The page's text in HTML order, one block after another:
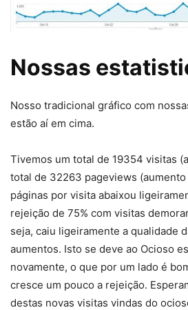
Nossas
Nosso tradicional gráfico com
estão aí em cima.
Tivemos um total de 19354 visitas
total de 32263 pageviews (aumento
páginas por visita abaixou
rejeição de 75% com visitas
seja, caiu ligeiramente a qualidade
aumentos. Isto se deve ao Ocioso
novamente, o que por um lado é
cresce um pouco a rejeição.
destas novas visitas vindas do